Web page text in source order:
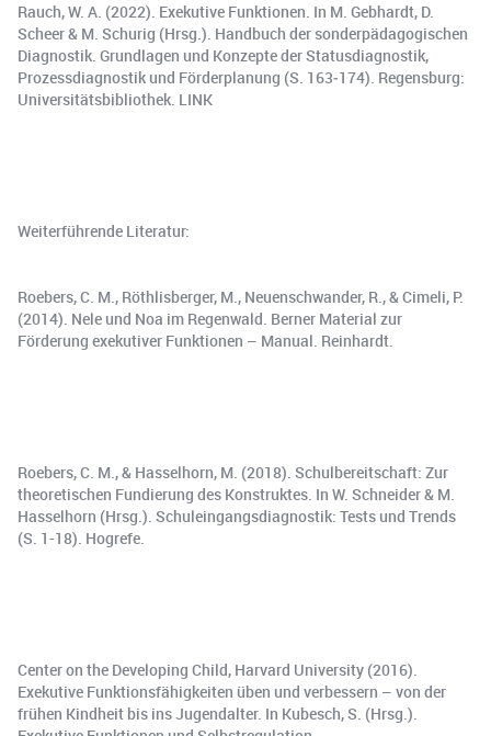
Rauch, W. A. (2022). Exekutive Funktionen. In M. Gebhardt, D.
Scheer & M. Schurig (Hrsg.). Handbuch der sonderpädagogischen
Diagnostik. Grundlagen und Konzepte der Statusdiagnostik,
Prozessdiagnostik und Förderplanung (S. 163‐174). Regensburg:
Universitätsbibliothek. ⁠LINK⁠
Weiterführende Literatur:
Roebers, C. M., Röthlisberger, M., Neuenschwander, R., & Cimeli, P.
(2014). Nele und Noa im Regenwald. Berner Material zur
Förderung exekutiver Funktionen – Manual. Reinhardt.
Roebers, C. M., & Hasselhorn, M. (2018). Schulbereitschaft: Zur
theoretischen Fundierung des Konstruktes. In W. Schneider & M.
Hasselhorn (Hrsg.). Schuleingangsdiagnostik: Tests und Trends
(S. 1-18). Hogrefe.
Center on the Developing Child, Harvard University (2016).
Exekutive Funktionsfähigkeiten üben und verbessern – von der
frühen Kindheit bis ins Jugendalter. In Kubesch, S. (Hrsg.).